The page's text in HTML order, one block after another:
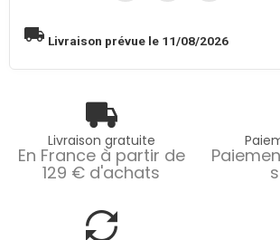
local_shipping Livraison prévue le 11/08/2026
Livraison gratuite
En France à partir de
129 € d'achats